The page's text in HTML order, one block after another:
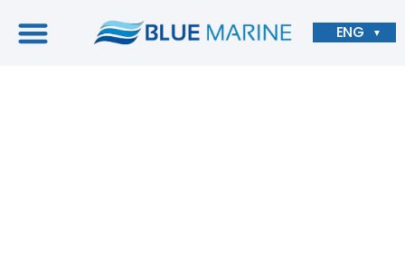
ENG ▼